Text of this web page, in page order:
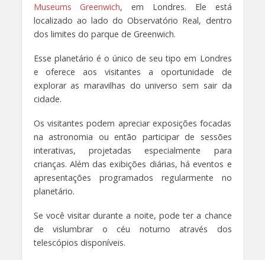
Museums Greenwich, em Londres. Ele está
localizado ao lado do Observatório Real, dentro
dos limites do parque de Greenwich.
Esse planetário é o único de seu tipo em Londres
e oferece aos visitantes a oportunidade de
explorar as maravilhas do universo sem sair da
cidade.
Os visitantes podem apreciar exposições focadas
na astronomia ou então participar de sessões
interativas, projetadas especialmente para
crianças. Além das exibições diárias, há eventos e
apresentações programados regularmente no
planetário.
Se você visitar durante a noite, pode ter a chance
de vislumbrar o céu noturno através dos
telescópios disponíveis.